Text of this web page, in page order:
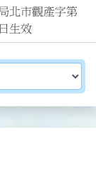
北市觀產字第
生效